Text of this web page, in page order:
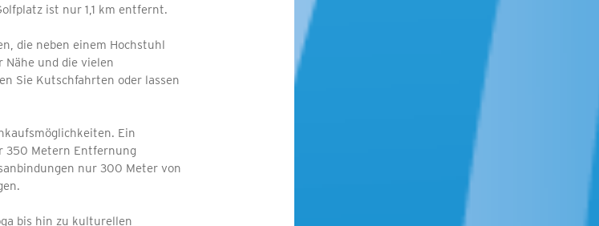
ist nur 1,1 km entfernt.
die neben einem Hochstuhl
Nähe und die vielen
Sie Kutschfahrten oder lassen
Ein
350 Metern Entfernung
nur 300 Meter von
bis hin zu kulturellen